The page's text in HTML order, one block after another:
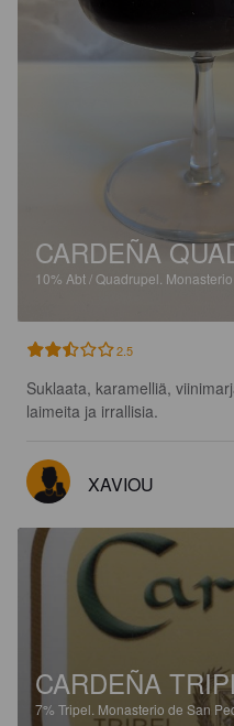
CARDEÑA
10% Abt / Quadrupel.
2.5
Suklaata, karamelliä,
laimeita ja irrallisia.
XAVIOU
CARDEÑA
7% Tripel. Monasterio de San